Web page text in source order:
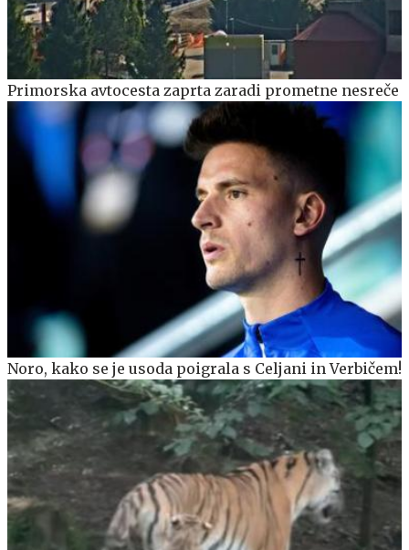
Primorska avtocesta zaprta zaradi prometne nesreče
Noro, kako se je usoda poigrala s Celjani in Verbičem!